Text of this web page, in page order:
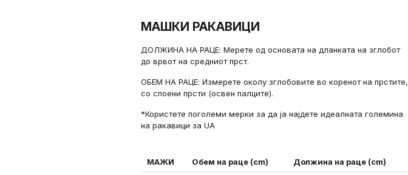
МАШКИ РАКАВИЦИ
ДОЛЖИНА НА РАЦЕ: Мерете од основата на дланката на зглобот
до врвот на средниот прст.
ОБЕМ НА РАЦЕ: Измерете околу зглобовите во коренот на прстите,
со споени прсти (освен палците).
*Користете поголеми мерки за да ја најдете идеалната големина
на ракавици за UA
МАЖИ Обем на раце (cm) Должина на раце (cm)